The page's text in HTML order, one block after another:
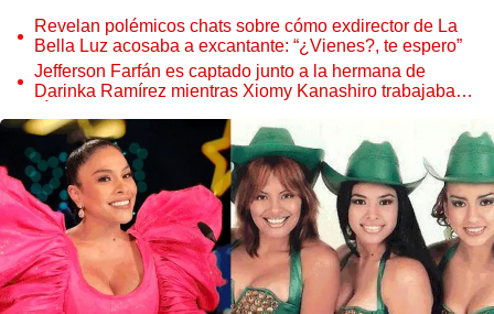
Revelan polémicos chats sobre cómo exdirector de La
Bella Luz acosaba a excantante: “¿Vienes?, te espero”
Jefferson Farfán es captado junto a la hermana de
Darinka Ramírez mientras Xiomy Kanashiro trabajaba: